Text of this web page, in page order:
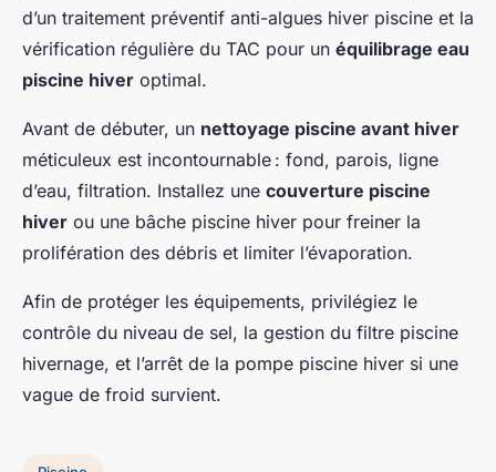
d’un traitement préventif anti-algues hiver piscine et la
vérification régulière du TAC pour un équilibrage eau
piscine hiver optimal.
Avant de débuter, un nettoyage piscine avant hiver
méticuleux est incontournable : fond, parois, ligne
d’eau, filtration. Installez une couverture piscine
hiver ou une bâche piscine hiver pour freiner la
prolifération des débris et limiter l’évaporation.
Afin de protéger les équipements, privilégiez le
contrôle du niveau de sel, la gestion du filtre piscine
hivernage, et l’arrêt de la pompe piscine hiver si une
vague de froid survient.